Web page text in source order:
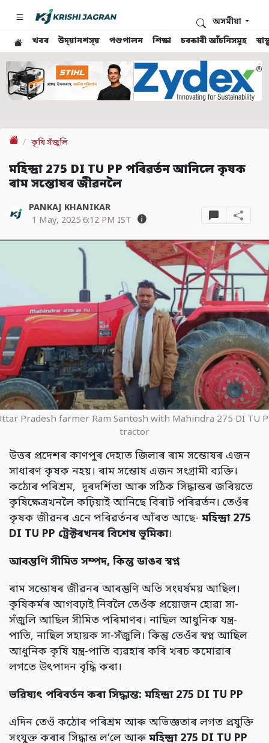
খবৰ উদ্য়ানশস্য় পশুপালন শিক্ষা চৰকাৰী আঁচনিসমূহ
অসমীয়া
কৃষি সঁজুলি
মহিন্দ্ৰা 275 DI TU PP পৰিৱৰ্তন আনিলে কৃষক
ৰাম সন্তোষৰ জীৱনলৈ
PANKAJ KHANIKAR
1 May, 2025 6:12 PM IST
Pradesh farmer Ram Santosh with Mahindra 275 DI TU
tractor
উত্তৰ প্ৰদেশৰ কাণপুৰ দেহাত জিলাৰ ৰাম সন্তোষৰ এজন
সাধাৰণ কৃষক নহয়। ৰাম সন্তোষ এজন সংগ্ৰামী ব্যক্তি।
কঠোৰ পৰিশ্ৰম, দূৰদৰ্শিতা আৰু সঠিক সিদ্ধান্তৰ জৰিয়তে
কৃষিক্ষেত্ৰখনলৈ কঢ়িয়াই আনিছে বিৰাট পৰিৱৰ্তন। তেওঁৰ
কৃষক জীৱনৰ এনে পৰিৱৰ্তনৰ আঁৰত আছে- মহিন্দ্ৰা 275
DI TU PP ট্ৰেক্টৰখনৰ বিশেষ ভূমিকা।
আৰম্ভণি সীমিত সম্পদ, কিন্তু ডাঙৰ স্বপ্ন
ৰাম সন্তোষৰ জীৱনৰ আৰম্ভণি অতি সংঘৰ্ষময় আছিল।
কৃষিকৰ্মৰ আগবঢ়াই নিবলৈ তেওঁক প্ৰয়োজন হোৱা সা-
সঁজুলি আছিল সীমিত পৰিমাণৰ। নাছিল আধুনিক যন্ত্ৰ-
পাতি, নাছিল সহায়ক সা-সঁজুলি। কিন্তু তেওঁৰ স্বপ্ন আছিল
আধুনিক কৃষি যন্ত্ৰ-পাতি ব্যৱহাৰ কৰি খৰচ কমোৱাৰ
লগতে উৎপাদন বৃদ্ধি কৰা।
ভৱিষ্যৎ পৰিবৰ্তন কৰা সিদ্ধান্ত: মহিন্দ্ৰা 275 DI TU PP
এদিন তেওঁ কঠোৰ পৰিশ্ৰম আৰু অভিজ্ঞতাৰ লগত প্ৰযুক্তি
সংযুক্ত কৰাৰ সিদ্ধান্ত ল’লে আৰু মহিন্দ্ৰা 275 DI TU PP